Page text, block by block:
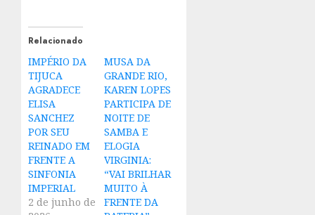
Relacionado
IMPÉRIO DA
TIJUCA
AGRADECE
ELISA
SANCHEZ
POR SEU
REINADO EM
FRENTE A
SINFONIA
IMPERIAL
2 de junho de
MUSA DA
GRANDE RIO,
KAREN LOPES
PARTICIPA DE
NOITE DE
SAMBA E
ELOGIA
VIRGINIA:
“VAI BRILHAR
MUITO À
FRENTE DA